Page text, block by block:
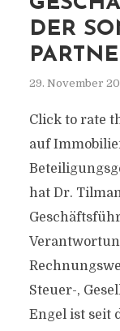
DER
29. November
Click to rate
auf
hat Dr.
Steuer-,
Engel ist seit